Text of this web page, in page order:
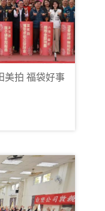
美拍 福袋好事